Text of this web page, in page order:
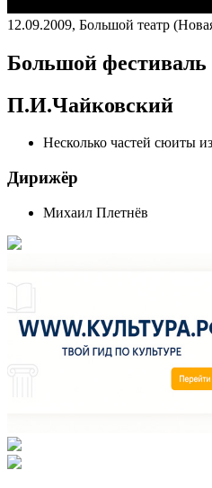
12.09.2009, Большой театр
Большой
П.И.Чайковский
Несколько частей сюиты
Дирижёр
Михаил Плетнёв